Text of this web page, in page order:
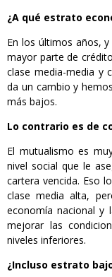
¿A qué estrato
En los últimos años,
mayor parte de
clase media-media y
da un cambio y
más bajos.
Lo contrario es de
El mutualismo es
nivel social que le
cartera vencida. Eso
clase media alta,
economía nacional y
mejorar las
niveles inferiores.
¿Incluso estrato